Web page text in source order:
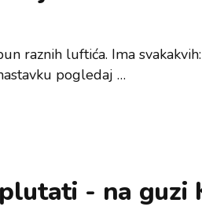
raznih luftića. Ima
pogledaj …
- na guzi